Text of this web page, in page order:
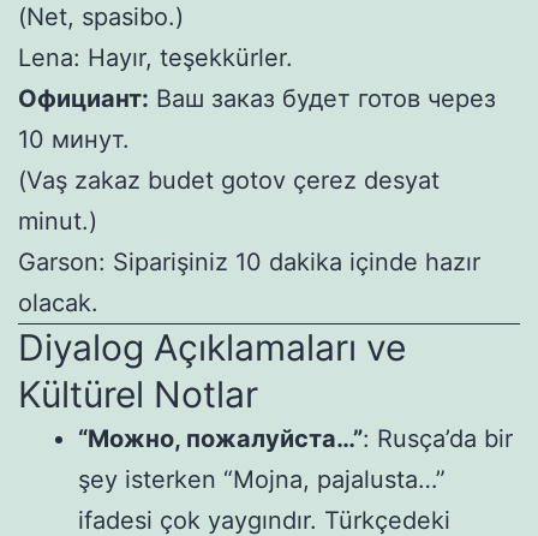
(Net, spasibo.)
Lena: Hayır, teşekkürler.
Официант: Ваш заказ будет готов через
10 минут.
(Vaş zakaz budet gotov çerez desyat
minut.)
Garson: Siparişiniz 10 dakika içinde hazır
olacak.
Diyalog Açıklamaları ve
Kültürel Notlar
“Можно, пожалуйста…”: Rusça’da bir
şey isterken “Mojna, pajalusta…”
ifadesi çok yaygındır. Türkçedeki